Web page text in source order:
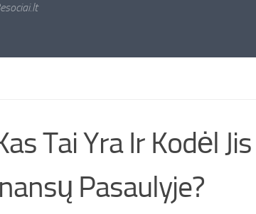
Tai Yra Ir Kodėl
Pasaulyje?